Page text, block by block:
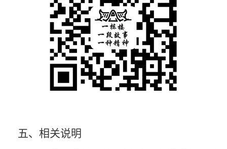
五、相关说明